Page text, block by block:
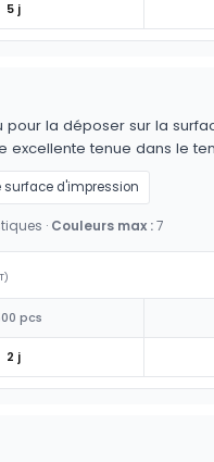
5 j
la déposer sur la
tenue dans le
surface d'impression
· Couleurs max :7
pcs
2 j